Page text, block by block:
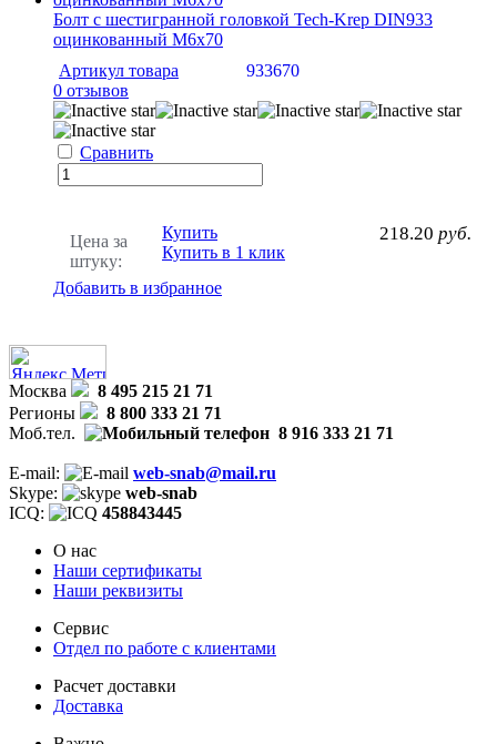
Болт с шестигранной головкой Tech-Krep DIN933
оцинкованный М6х70
Артикул товара
933670
0 отзывов
Сравнить
Цена за
штуку:
218.20 руб.
Купить
Купить в 1 клик
Добавить в избранное
Москва
8 495 215 21 71
Регионы
8 800 333 21 71
Моб.тел.
8 916 333 21 71
E-mail:
web-snab@mail.ru
Skype:
web-snab
ICQ:
458843445
О нас
Наши сертификаты
Наши реквизиты
Сервис
Отдел по работе с клиентами
Расчет доставки
Доставка